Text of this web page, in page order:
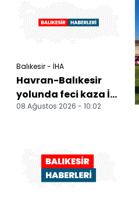
Balıkesir - İHA
Havran-Balıkesir
yolunda feci kaza İki
otomobil çarpıştı, 4
08 Ağustos 2026 - 10:02